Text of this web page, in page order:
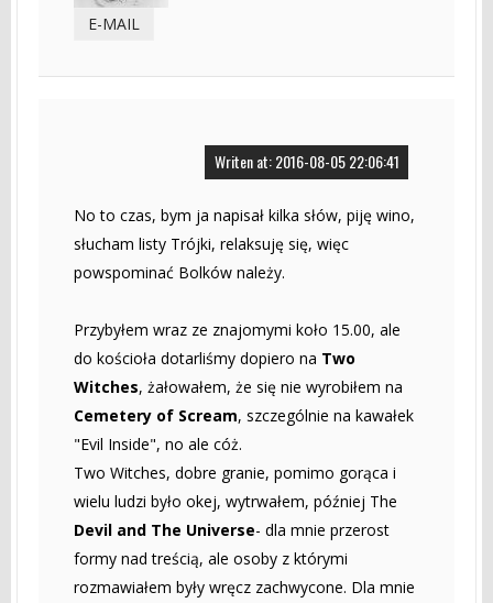
E-MAIL
Writen at: 2016-08-05 22:06:41
No to czas, bym ja napisał kilka słów, piję wino,
słucham listy Trójki, relaksuję się, więc
powspominać Bolków należy.
Przybyłem wraz ze znajomymi koło 15.00, ale
do kościoła dotarliśmy dopiero na Two
Witches, żałowałem, że się nie wyrobiłem na
Cemetery of Scream, szczególnie na kawałek
"Evil Inside", no ale cóż.
Two Witches, dobre granie, pomimo gorąca i
wielu ludzi było okej, wytrwałem, później The
Devil and The Universe- dla mnie przerost
formy nad treścią, ale osoby z którymi
rozmawiałem były wręcz zachwycone. Dla mnie